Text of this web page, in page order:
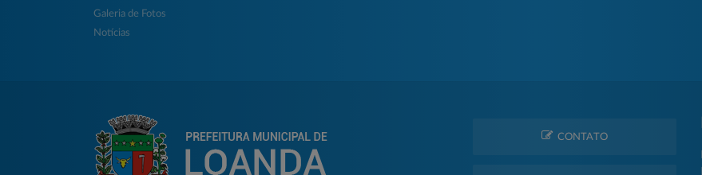
Galeria de Fotos
Notícias
CONTATO